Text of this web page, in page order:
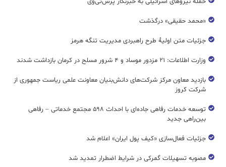
«محمد حقیقی» درگذشت
جزئیات متن اولیۀ طرح راهبردی مدیریت تنگه هرمز
وزارت اطلاعات: ۲۱ مزدور موساد و ۴ شرور مسلح در کرمان بازداشت شدند
بازدید معاون مرکز شرکت‌های دانش‌بنیان معاونت علمی ریاست جمهوری از
شرکت کروز
توسعه خدمات رفاهی جاده‌ای با احداث ۵۹۸ مجتمع خدماتی – رفاهی
بین‌راهی جدید
جزئیات فعال‌سازی «کیف پول ایران» اعلام شد
مصوبه تسهیلات گمرکی در شرایط اضطرار تمدید شد